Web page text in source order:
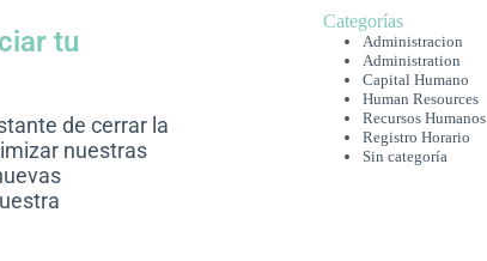
tu
de cerrar la
nuestras
Categorías
Administracion
Administration
Capital Humano
Human Resources
Recursos Humanos
Registro Horario
Sin categoría